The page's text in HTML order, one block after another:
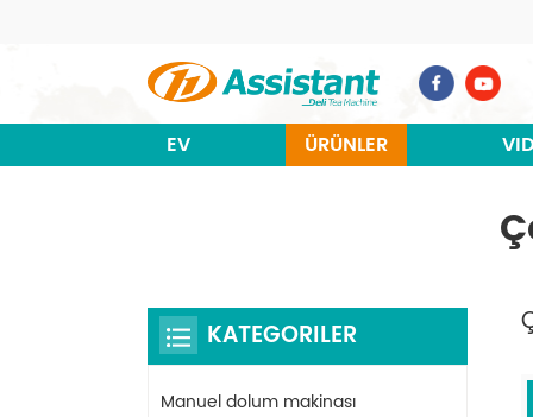
EV ÜRÜNLER
KATEGORILER
Manuel dolum makinası